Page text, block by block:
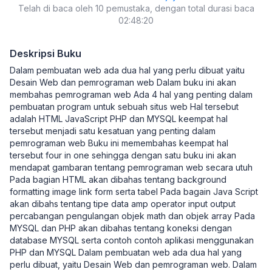
Telah di baca oleh 10 pemustaka, dengan total durasi baca
02:48:20
Deskripsi Buku
Dalam pembuatan web ada dua hal yang perlu dibuat yaitu
Desain Web dan pemrograman web Dalam buku ini akan
membahas pemrograman web Ada 4 hal yang penting dalam
pembuatan program untuk sebuah situs web Hal tersebut
adalah HTML JavaScript PHP dan MYSQL keempat hal
tersebut menjadi satu kesatuan yang penting dalam
pemrograman web Buku ini memembahas keempat hal
tersebut four in one sehingga dengan satu buku ini akan
mendapat gambaran tentang pemrograman web secara utuh
Pada bagian HTML akan dibahas tentang background
formatting image link form serta tabel Pada bagain Java Script
akan dibahs tentang tipe data amp operator input output
percabangan pengulangan objek math dan objek array Pada
MYSQL dan PHP akan dibahas tentang koneksi dengan
database MYSQL serta contoh contoh aplikasi menggunakan
PHP dan MYSQL Dalam pembuatan web ada dua hal yang
perlu dibuat, yaitu Desain Web dan pemrograman web. Dalam